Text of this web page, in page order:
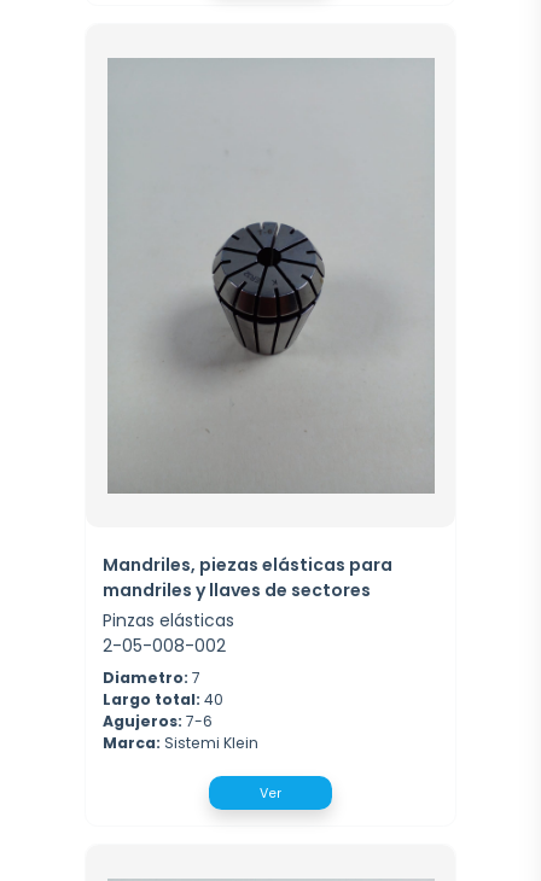
Mandriles, piezas elásticas para
mandriles y llaves de sectores
Pinzas elásticas
2-05-008-002
Diametro: 7
Largo total: 40
Agujeros: 7-6
Marca: Sistemi Klein
Ver